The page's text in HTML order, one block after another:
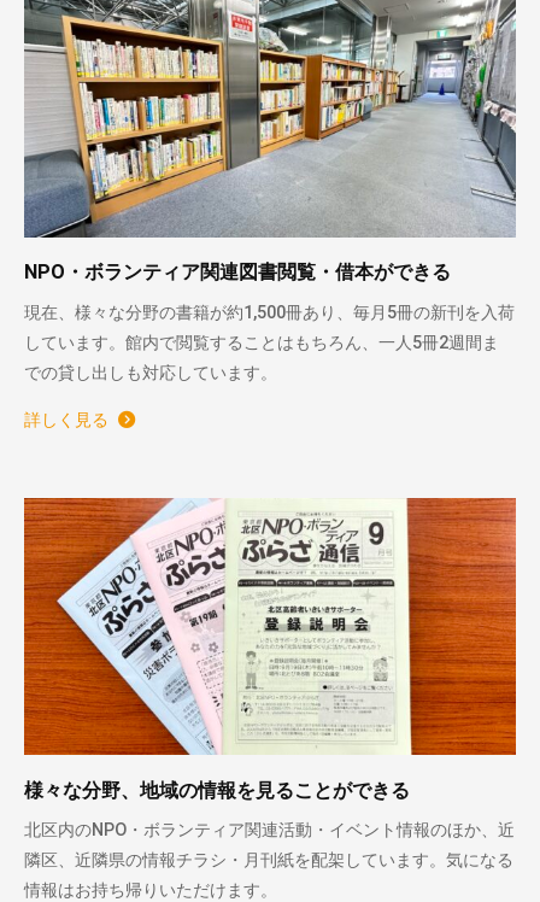
NPO・ボランティア関連図書閲覧・借本ができる
現在、様々な分野の書籍が約1,500冊あり、毎月5冊の新刊を入荷
しています。館内で閲覧することはもちろん、一人5冊2週間ま
での貸し出しも対応しています。
詳しく見る
様々な分野、地域の情報を見ることができる
北区内のNPO・ボランティア関連活動・イベント情報のほか、近
隣区、近隣県の情報チラシ・月刊紙を配架しています。気になる
情報はお持ち帰りいただけます。